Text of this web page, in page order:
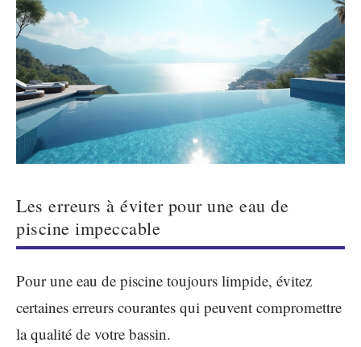
Les erreurs à éviter pour une eau de
piscine impeccable
Pour une eau de piscine toujours limpide, évitez
certaines erreurs courantes qui peuvent compromettre
la qualité de votre bassin.